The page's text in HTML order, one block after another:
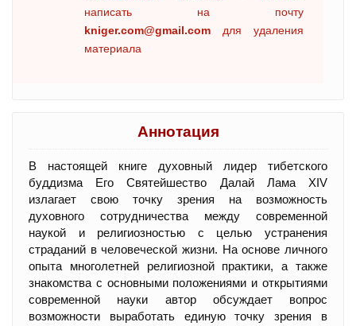
написать на почту
kniger.com@gmail.com для удаления
материала
Аннотация
В настоящей книге духовный лидер тибетского
буддизма Его Святейшество Далай Лама XIV
излагает свою точку зрения на возможность
духовного сотрудничества между современной
наукой и религиозностью с целью устранения
страданий в человеческой жизни. На основе личного
опыта многолетней религиозной практики, а также
знакомства с основными положениями и открытиями
современной науки автор обсуждает вопрос
возможности выработать единую точку зрения в